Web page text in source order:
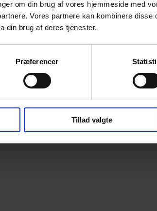
om din brug af vores hjemmeside med
Vores partnere kan kombinere disse
din brug af deres tjenester.
Præferencer
Tillad valgte